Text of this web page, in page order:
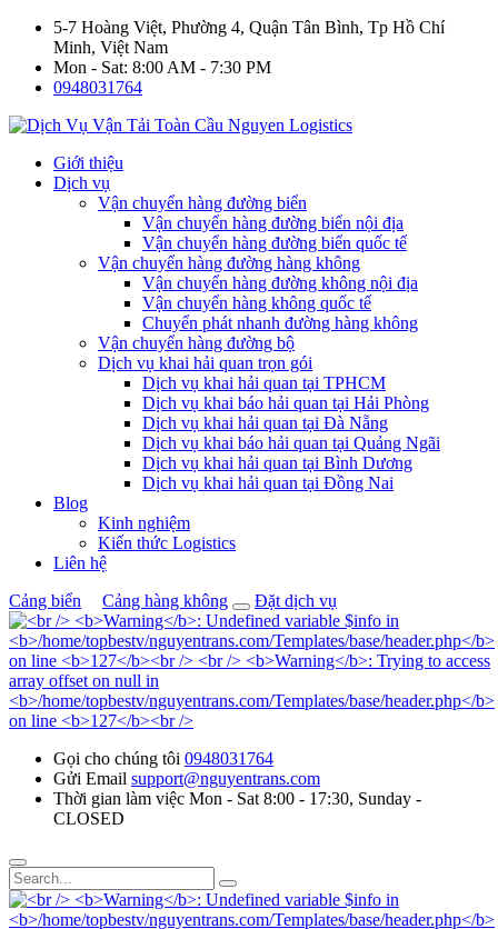
5-7 Hoàng Việt, Phường 4, Quận Tân Bình, Tp Hồ Chí
Minh, Việt Nam
Mon - Sat: 8:00 AM - 7:30 PM
0948031764
Giới thiệu
Dịch vụ
Vận chuyển hàng đường biển
Vận chuyển hàng đường biển nội địa
Vận chuyển hàng đường biển quốc tế
Vận chuyển hàng đường hàng không
Vận chuyển hàng đường không nội địa
Vận chuyển hàng không quốc tế
Chuyển phát nhanh đường hàng không
Vận chuyển hàng đường bộ
Dịch vụ khai hải quan trọn gói
Dịch vụ khai hải quan tại TPHCM
Dịch vụ khai báo hải quan tại Hải Phòng
Dịch vụ khai hải quan tại Đà Nẵng
Dịch vụ khai báo hải quan tại Quảng Ngãi
Dịch vụ khai hải quan tại Bình Dương
Dịch vụ khai hải quan tại Đồng Nai
Blog
Kinh nghiệm
Kiến thức Logistics
Liên hệ
Cảng biển
Cảng hàng không Đặt dịch vụ
Gọi cho chúng tôi 0948031764
Gửi Email support@nguyentrans.com
Thời gian làm việc Mon - Sat 8:00 - 17:30, Sunday -
CLOSED